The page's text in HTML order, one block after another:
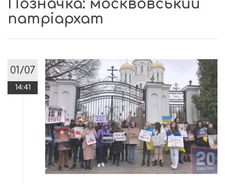
Позначка: москвовський
патріархат
01/07
14:41